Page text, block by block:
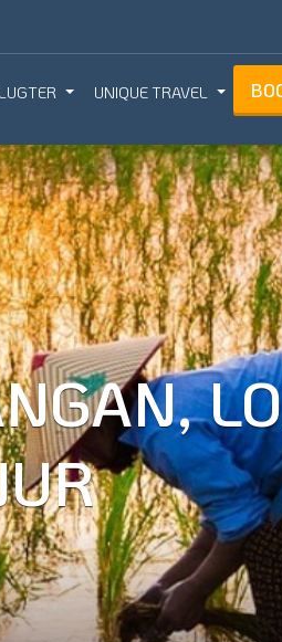
UNIQUE TRAVEL
BESTIL REJSETILBUD